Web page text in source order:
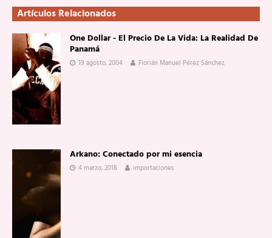
Artículos Relacionados
One Dollar - El Precio De La Vida: La Realidad De
Panamá
19 agosto, 2004 Florián Manuel Pérez Sánchez
Arkano: Conectado por mi esencia
4 marzo, 2018 importaciones